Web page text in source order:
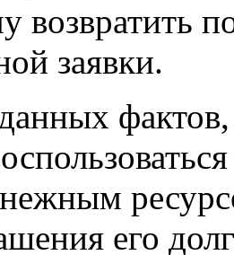
возвратить
заявки.
его